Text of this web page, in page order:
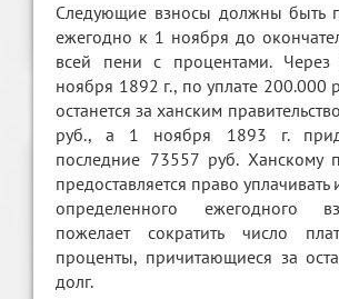
Следующие взносы должны быть
ежегодно к 1 ноября до
всей пени с процентами.
ноября 1892 г., по уплате 200.000
останется за ханским
руб., а 1 ноября 1893 г.
последние 73557 руб. Ханскому
предоставляется право
определенного ежегодного
пожелает сократить число
проценты, причитающиеся за
долг.